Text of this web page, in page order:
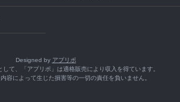
Designed by アプリポ
て、「アプリポ」は適格販売により収入を得ています。
容によって生じた損害等の一切の責任を負いません。